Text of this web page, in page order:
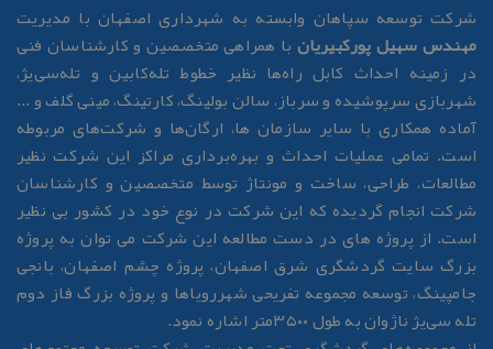
شرکت توسعه سپاهان وابسته به شهرداری اصفهان با مدیریت
مهندس سهیل پورکبیریانبا همراهی متخصصین و کارشناسان فنی
در زمینه احداث کابل راه‌ها نظیر خطوط تله‌کابین و تله‌سی‌یژ،
شهربازی سرپوشیده و سرباز، سالن بولینگ، کارتینگ، مینی گلف و ...
آماده همکاری با سایر سازمان ها، ارگان‌ها و شرکت‌های مربوطه
است. تمامی عملیات احداث و بهره‌برداری مراکز این شرکت نظیر
مطالعات، طراحی، ساخت و مونتاژ توسط متخصصین و کارشناسان
شرکت انجام گردیده که این شرکت در نوع خود در کشور بی نظیر
است. از پروژه های در دست مطالعه این شرکت می توان به پروژه
بزرگ سایت گردشگری شرق اصفهان، پروژه چشم اصفهان، بانجی
جامپینگ، توسعه مجموعه تفریحی شهررویاها و پروژه بزرگ فاز دوم
تله سی‌یژ ناژوان به طول ۳۵۰۰متر اشاره نمود.